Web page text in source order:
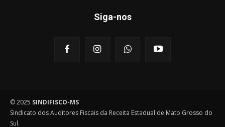
Siga-nos
© 2025 SINDIFISCO-MS
Sindicato dos Auditores Fiscais da Receita Estadual de Mato Grosso do
Sul.